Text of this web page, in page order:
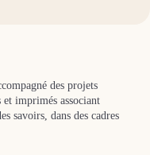
des projets
imprimés associant
savoirs, dans des cadres